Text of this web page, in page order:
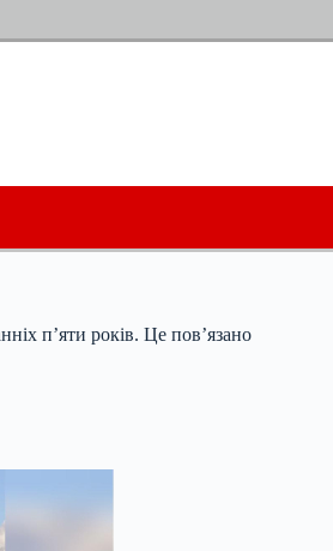
п’яти років. Це пов’язано